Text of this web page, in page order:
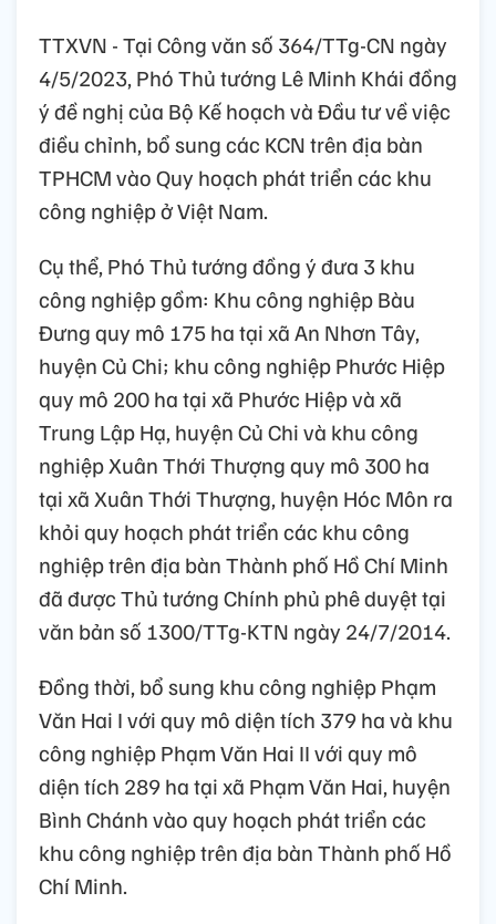
TTXVN - Tại Công văn số 364/TTg-CN ngày
4/5/2023, Phó Thủ tướng Lê Minh Khái đồng
ý đề nghị của Bộ Kế hoạch và Đầu tư về việc
điều chỉnh, bổ sung các KCN trên địa bàn
TPHCM vào Quy hoạch phát triển các khu
công nghiệp ở Việt Nam.
Cụ thể, Phó Thủ tướng đồng ý đưa 3 khu
công nghiệp gồm: Khu công nghiệp Bàu
Đưng quy mô 175 ha tại xã An Nhơn Tây,
huyện Củ Chi; khu công nghiệp Phước Hiệp
quy mô 200 ha tại xã Phước Hiệp và xã
Trung Lập Hạ, huyện Củ Chi và khu công
nghiệp Xuân Thới Thượng quy mô 300 ha
tại xã Xuân Thới Thượng, huyện Hóc Môn ra
khỏi quy hoạch phát triển các khu công
nghiệp trên địa bàn Thành phố Hồ Chí Minh
đã được Thủ tướng Chính phủ phê duyệt tại
văn bản số 1300/TTg-KTN ngày 24/7/2014.
Đồng thời, bổ sung khu công nghiệp Phạm
Văn Hai I với quy mô diện tích 379 ha và khu
công nghiệp Phạm Văn Hai II với quy mô
diện tích 289 ha tại xã Phạm Văn Hai, huyện
Bình Chánh vào quy hoạch phát triển các
khu công nghiệp trên địa bàn Thành phố Hồ
Chí Minh.